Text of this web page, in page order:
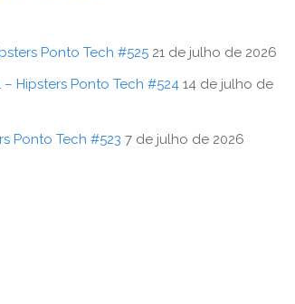
Ponto Tech #525 21 de julho de 2026
Hipsters Ponto Tech #524 14 de julho de
Ponto Tech #523 7 de julho de 2026